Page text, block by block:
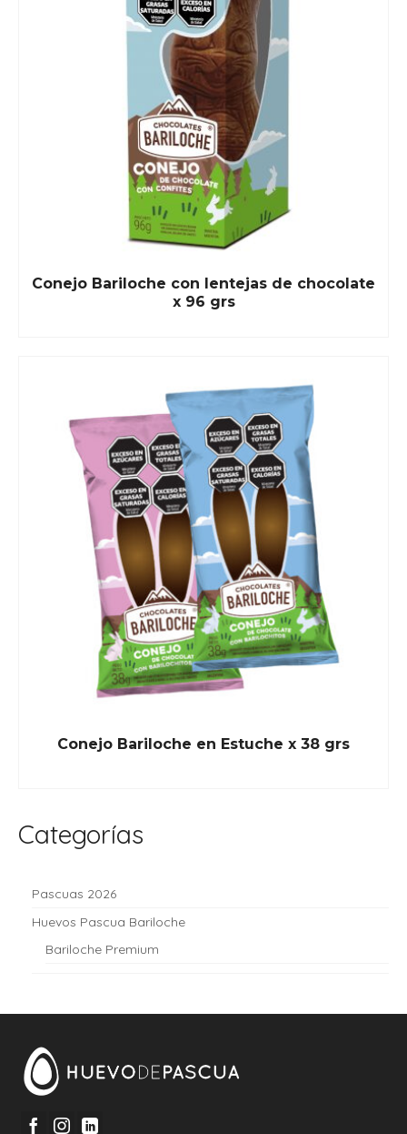
Conejo Bariloche con lentejas de chocolate
x 96 grs
Conejo Bariloche en Estuche x 38 grs
Categorías
Pascuas 2026
Huevos Pascua Bariloche
Bariloche Premium